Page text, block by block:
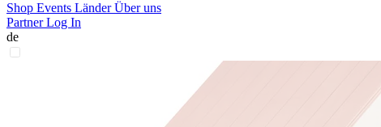
Shop Events LänderÜber uns
Partner Log In
de